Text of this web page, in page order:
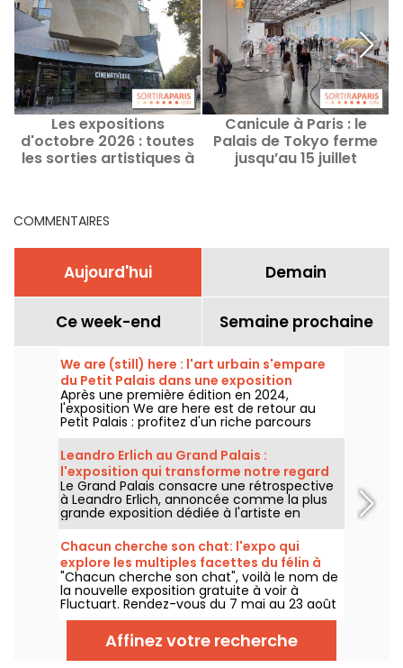
Les expositions
d'octobre 2026 : toutes
les sorties artistiques à
Canicule à Paris : le
Palais de Tokyo ferme
jusqu’au 15 juillet
COMMENTAIRES
Aujourd'hui Demain
Ce week-end Semaine prochaine
We are (still) here : l'art urbain s'empare
du Petit Palais dans une exposition
gratuite cet été
Après une première édition en 2024,
l'exposition We are here est de retour au
Petit Palais : profitez d'un riche parcours
d'art urbain en plein cœur du musée des
Beaux-Arts. L'exposition est visible
gratuitement du 20 juin au 20 septembre
2026.
Leandro Erlich au Grand Palais :
l'exposition qui transforme notre regard
sur le réel - nos photos
Le Grand Palais consacre une rétrospective
à Leandro Erlich, annoncée comme la plus
grande exposition dédiée à l'artiste en
Europe ! Rendez-vous du 2 juin au 6
septembre 2026 pour découvrir l'univers
singulier de Leandro Erlich, connu pour ses
installations qui brouillent nos repères et
notre perception dans l'espace public.
Chacun cherche son chat: l'expo qui
explore les multiples facettes du félin à
Fluctuart - nos photos
"Chacun cherche son chat", voilà le nom de
la nouvelle exposition gratuite à voir à
Fluctuart. Rendez-vous du 7 mai au 23 août
2026 pour admirer les œuvres d'une dizaine
d'artistes issus de l’art urbain. Pour
l'occasion, Madame, Kraken, Ardif ou encore
Wenna explorent les multiples facettes du
Affinez votre recherche